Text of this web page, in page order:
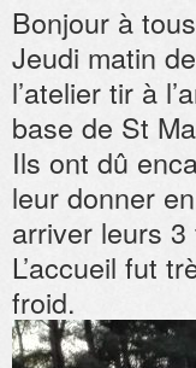
challenge
base
de
St
Mandrier
Bonjour à
Jeudi matin
l’atelier tir à
base de St
Ils ont dû
leur donner
arriver leurs
L’accueil fut
froid.